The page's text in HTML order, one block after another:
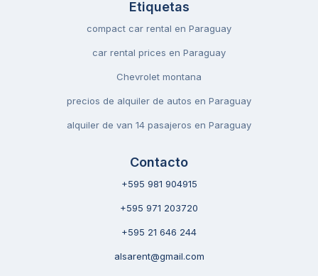
Etiquetas
compact car rental en Paraguay
car rental prices en Paraguay
Chevrolet montana
precios de alquiler de autos en Paraguay
alquiler de van 14 pasajeros en Paraguay
Contacto
+595 981 904915
+595 971 203720
+595 21 646 244
alsarent@gmail.com